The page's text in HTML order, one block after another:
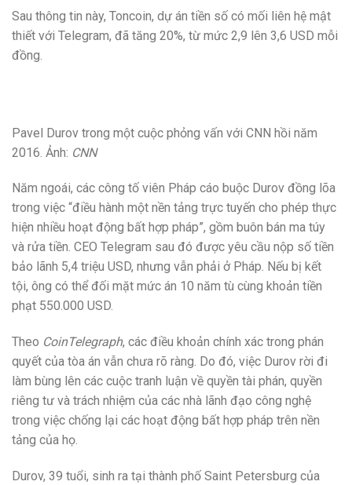
Sau thông tin này, Toncoin, dự án tiền số có mối liên hệ mật
thiết với Telegram, đã tăng 20%, từ mức 2,9 lên 3,6 USD mỗi
đồng.
Pavel Durov trong một cuộc phỏng vấn với CNN hồi năm
2016. Ảnh: CNN
Năm ngoái, các công tố viên Pháp cáo buộc Durov đồng lõa
trong việc “điều hành một nền tảng trực tuyến cho phép thực
hiện nhiều hoạt động bất hợp pháp”, gồm buôn bán ma túy
và rửa tiền. CEO Telegram sau đó được yêu cầu nộp số tiền
bảo lãnh 5,4 triệu USD, nhưng vẫn phải ở Pháp. Nếu bị kết
tội, ông có thể đối mặt mức án 10 năm tù cùng khoản tiền
phạt 550.000 USD.
Theo CoinTelegraph, các điều khoản chính xác trong phán
quyết của tòa án vẫn chưa rõ ràng. Do đó, việc Durov rời đi
làm bùng lên các cuộc tranh luận về quyền tài phán, quyền
riêng tư và trách nhiệm của các nhà lãnh đạo công nghệ
trong việc chống lại các hoạt động bất hợp pháp trên nền
tảng của họ.
Durov, 39 tuổi, sinh ra tại thành phố Saint Petersburg của